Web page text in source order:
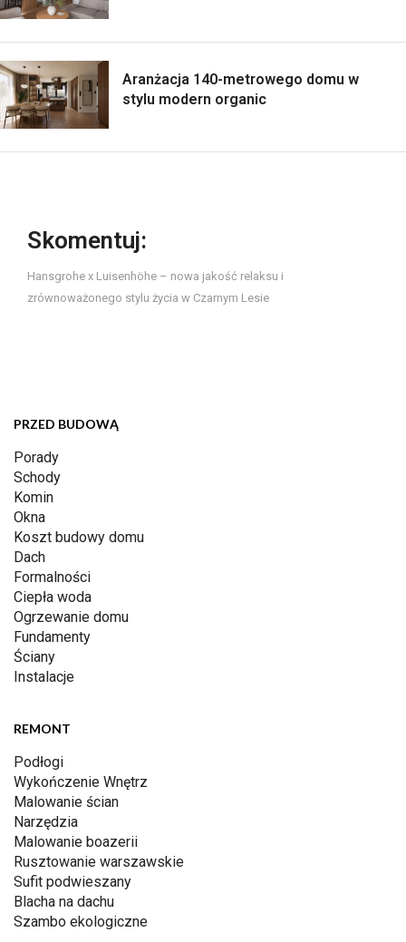
Aranżacja 140-metrowego domu w
stylu modern organic
Skomentuj:
Hansgrohe x Luisenhöhe – nowa jakość relaksu i
zrównoważonego stylu życia w Czarnym Lesie
PRZED BUDOWĄ
Porady
Schody
Komin
Okna
Koszt budowy domu
Dach
Formalności
Ciepła woda
Ogrzewanie domu
Fundamenty
Ściany
Instalacje
REMONT
Podłogi
Wykończenie Wnętrz
Malowanie ścian
Narzędzia
Malowanie boazerii
Rusztowanie warszawskie
Sufit podwieszany
Blacha na dachu
Szambo ekologiczne